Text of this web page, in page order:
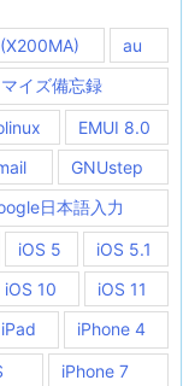
au
イズ備忘録
EMUI 8.0
GNUstep
日本語入力
iOS 5
iOS 5.1
iOS 10
iOS 11
iPad iPhone 4
iPhone 7